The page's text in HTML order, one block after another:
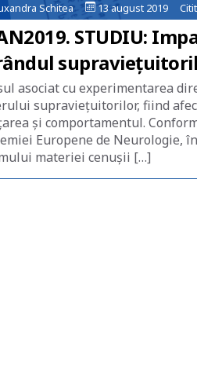
Schitea 13 august 2019
STUDIU:
asociat cu experimentarea
supraviețuitorilor, fiind
și comportamentul.
Europene de Neurologie,
materiei cenușii […]